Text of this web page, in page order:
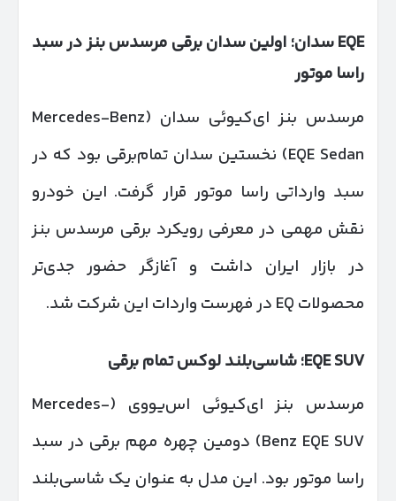
EQEسدان؛ اولین سدان برقی مرسدس بنز در سبد
راسا موتور
مرسدس بنز ای‌کیوئی سدان (Mercedes-Benz
EQE Sedan) نخستین سدان تمام‌برقی بود که در
سبد وارداتی راسا موتور قرار گرفت. این خودرو
نقش مهمی در معرفی رویکرد برقی مرسدس بنز
در بازار ایران داشت و آغازگر حضور جدی‌تر
محصولات EQ در فهرست واردات این شرکت شد.
EQE SUV؛ شاسی‌بلند لوکس تمام برقی
مرسدس بنز ای‌کیوئی اس‌یووی (Mercedes-
Benz EQE SUV) دومین چهره مهم برقی در سبد
راسا موتور بود. این مدل به عنوان یک شاسی‌بلند